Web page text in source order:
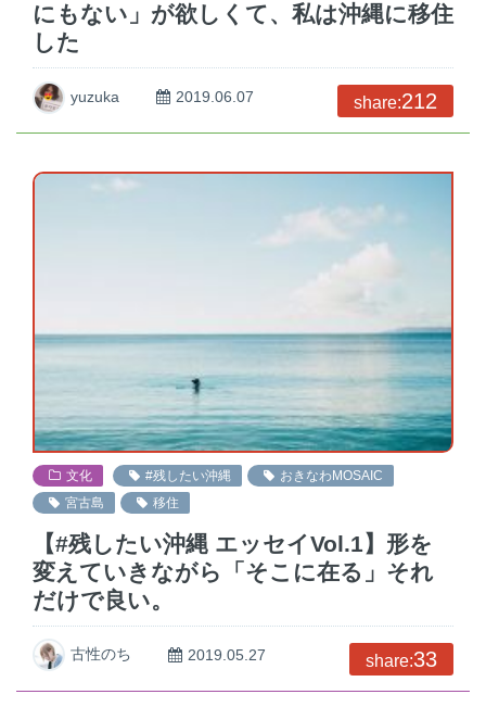
にもない」が欲しくて、私は沖縄に移住
した
yuzuka 2019.06.07 share:212
文化 #残したい沖縄
おきなわMOSAIC
宮古島
移住
【#残したい沖縄 エッセイVol.1】形を
変えていきながら「そこに在る」それ
だけで良い。
古性のち 2019.05.27 share:33